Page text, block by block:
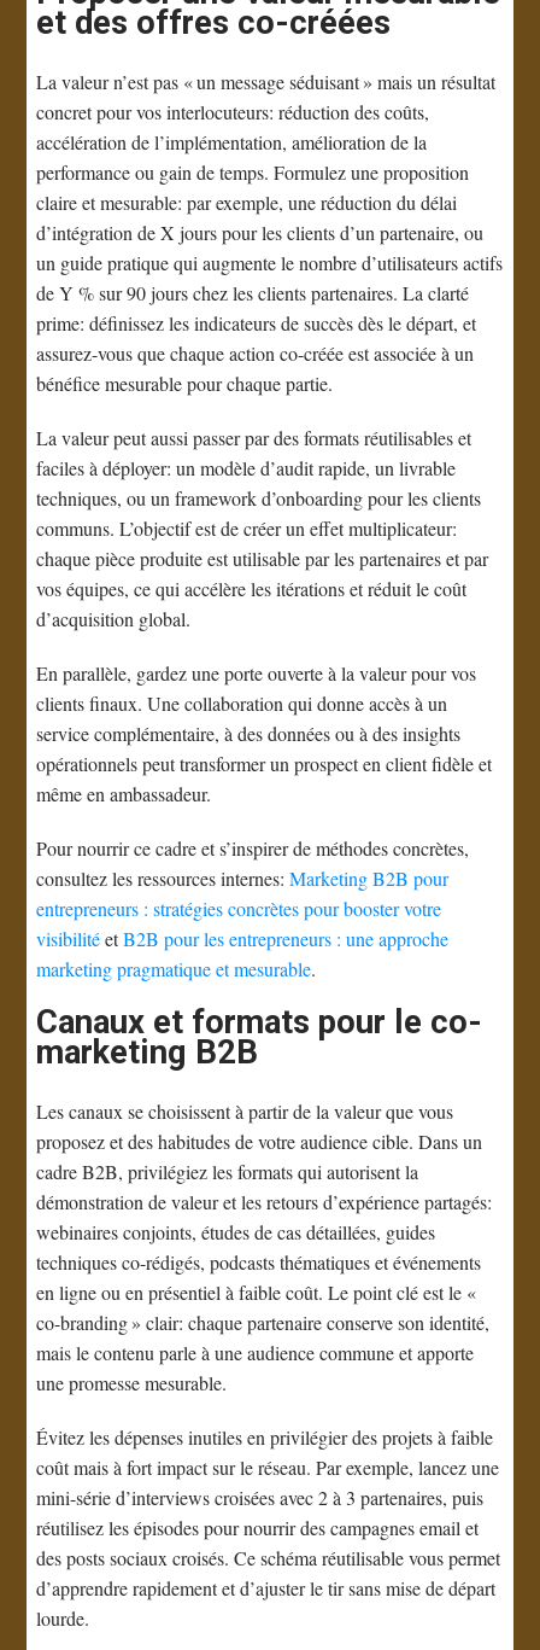
et des offres co-créées
La valeur n’est pas « un message séduisant » mais un résultat
concret pour vos interlocuteurs: réduction des coûts,
accélération de l’implémentation, amélioration de la
performance ou gain de temps. Formulez une proposition
claire et mesurable: par exemple, une réduction du délai
d’intégration de X jours pour les clients d’un partenaire, ou
un guide pratique qui augmente le nombre d’utilisateurs actifs
de Y % sur 90 jours chez les clients partenaires. La clarté
prime: définissez les indicateurs de succès dès le départ, et
assurez-vous que chaque action co-créée est associée à un
bénéfice mesurable pour chaque partie.
La valeur peut aussi passer par des formats réutilisables et
faciles à déployer: un modèle d’audit rapide, un livrable
techniques, ou un framework d’onboarding pour les clients
communs. L’objectif est de créer un effet multiplicateur:
chaque pièce produite est utilisable par les partenaires et par
vos équipes, ce qui accélère les itérations et réduit le coût
d’acquisition global.
En parallèle, gardez une porte ouverte à la valeur pour vos
clients finaux. Une collaboration qui donne accès à un
service complémentaire, à des données ou à des insights
opérationnels peut transformer un prospect en client fidèle et
même en ambassadeur.
Pour nourrir ce cadre et s’inspirer de méthodes concrètes,
consultez les ressources internes:Marketing B2B pour
entrepreneurs : stratégies concrètes pour booster votre
visibilitéetB2B pour les entrepreneurs : une approche
marketing pragmatique et mesurable.
Canaux et formats pour le co-
marketing B2B
Les canaux se choisissent à partir de la valeur que vous
proposez et des habitudes de votre audience cible. Dans un
cadre B2B, privilégiez les formats qui autorisent la
démonstration de valeur et les retours d’expérience partagés:
webinaires conjoints, études de cas détaillées, guides
techniques co-rédigés, podcasts thématiques et événements
en ligne ou en présentiel à faible coût. Le point clé est le «
co-branding » clair: chaque partenaire conserve son identité,
mais le contenu parle à une audience commune et apporte
une promesse mesurable.
Évitez les dépenses inutiles en privilégier des projets à faible
coût mais à fort impact sur le réseau. Par exemple, lancez une
mini-série d’interviews croisées avec 2 à 3 partenaires, puis
réutilisez les épisodes pour nourrir des campagnes email et
des posts sociaux croisés. Ce schéma réutilisable vous permet
d’apprendre rapidement et d’ajuster le tir sans mise de départ
lourde.